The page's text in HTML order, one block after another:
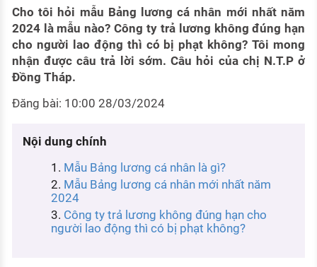
CÔNG TY
Danh sách nhà tuyển dụng
Nhà tuyển dụng hàng đầu
Mẫu CV đơn giản
Mẫu CV hiện đại
Bảo hiểm và phúc lợi
Thuế thu nhập
KHÁM PHÁ NGHỀ NGHIỆP
Tử vi nghề nghiệp
Kỹ năng nghề nghiệp
HƯỚNG NGHIỆP VIỆC LÀM
Cho tôi hỏi mẫu Bảng lương cá nhân mới nhất năm
2024 là mẫu nào? Công ty trả lương không đúng hạn
cho người lao động thì có bị phạt không? Tôi mong
nhận được câu trả lời sớm. Câu hỏi của chị N.T.P ở
Đồng Tháp.
Đăng bài: 10:00 28/03/2024
Nội dung chính
Mẫu Bảng lương cá nhân là gì?
Mẫu Bảng lương cá nhân mới nhất năm
2024
Công ty trả lương không đúng hạn cho
người lao động thì có bị phạt không?